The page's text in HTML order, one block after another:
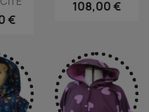
€
108,00 €